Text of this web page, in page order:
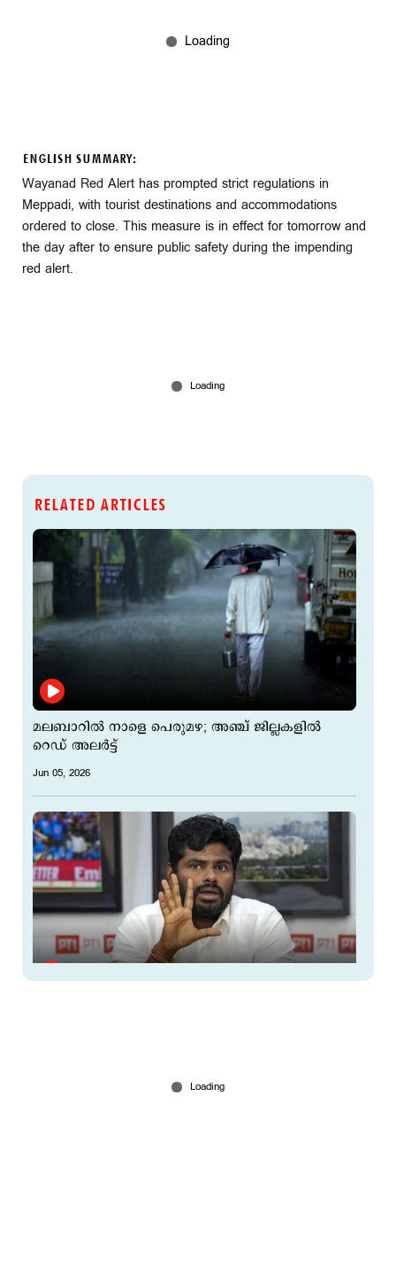
ENGLISH SUMMARY:
Wayanad Red Alert has prompted strict regulations in
Meppadi, with tourist destinations and accommodations
ordered to close. This measure is in effect for tomorrow and
the day after to ensure public safety during the impending
red alert.
RELATED ARTICLES
മലബാറില്‍ നാളെ പെരുമഴ; അഞ്ച് ജില്ലകളില്‍
റെഡ് അലര്‍ട്ട്
Jun 05, 2026